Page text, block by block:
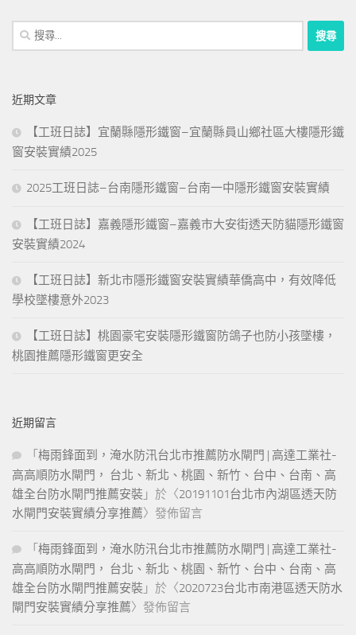
搜
尋
字:
近期文章
【工班日誌】宜蘭縣隱形鐵窗–宜蘭縣員山鄉社區大樓隱形鐵
窗安裝實績2025
2025工班日誌–台南隱形鐵窗–台南一中隱形鐵窗安裝實績
【工班日誌】嘉義隱形鐵窗–嘉義市大安街透天防貓隱形鐵窗
安裝實績2024
【工班日誌】新北市隱形鐵窗安裝實績華僑高中，有效降低
學校墜樓意外2023
【工班日誌】桃園豪宅安裝隱形鐵窗防鴿子也防小孩墜樓，
桃園推薦隱形鐵窗更安全
近期留言
「 梅雨鋒面到，淹水防汛台北市推薦防水閘門 | 高達工業社-
高高順防水閘門， 台北、新北、桃園、新竹、台中、台南、高
雄全台防水閘門推薦安裝 」於〈20191101台北市內湖區透天防
水閘門安裝實績分享推薦〉發佈留言
「 梅雨鋒面到，淹水防汛台北市推薦防水閘門 | 高達工業社-
高高順防水閘門， 台北、新北、桃園、新竹、台中、台南、高
雄全台防水閘門推薦安裝 」於〈2020723台北市南港區透天防水
閘門安裝實績分享推薦〉發佈留言